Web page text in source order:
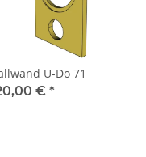
U-Do 71
€ *